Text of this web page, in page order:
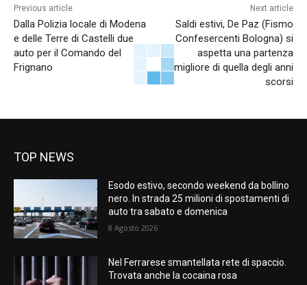
Previous article
Dalla Polizia locale di Modena
e delle Terre di Castelli due
auto per il Comando del
Frignano
Next article
Saldi estivi, De Paz (Fismo
Confesercenti Bologna) si
aspetta una partenza
migliore di quella degli anni
scorsi
TOP NEWS
Esodo estivo, secondo weekend da bollino
nero. In strada 25 milioni di spostamenti di
auto tra sabato e domenica
8 Agosto 2026
Nel Ferrarese smantellata rete di spaccio.
Trovata anche la cocaina rosa